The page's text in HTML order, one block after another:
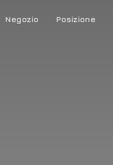
Negozio Posizione